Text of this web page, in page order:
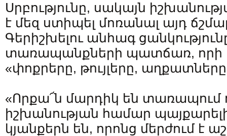
Սրբությունը, սակայն
է մեզ ստիպել մոռանալ այդ
Գերիշխելու անհագ
տառապանքների պատճառ, որի
«փոքրերը, թույլերը,
«Որքա՜ն մարդիկ են տառապում
իշխանության համար
կյանքերն են, որոնց մերժում է